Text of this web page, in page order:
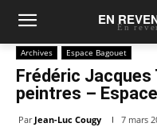
EN En
Archives Espace Bagouet
Frédéric
peintres –
Par Jean-Luc Cougy 7 mars